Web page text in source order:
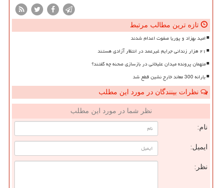
تازه ترین مطالب مرتبط
امید بهزاد و پوریا صفوت اعدام شدند
۲۱ هزار زندانی جرایم غیرعمد در انتظار آزادی هستند
متهمان پرونده میدان علیخانی در بازسازی صحنه چه گفتند؟
یارانه 300 معاند خارج نشین قطع شد
نظرات بینندگان در مورد این مطلب
نظر شما در مورد این مطلب
نام:
ایمیل:
نظر: